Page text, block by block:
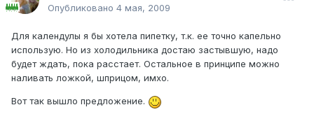
Опубликовано 4 мая, 2009
Для календулы я бы хотела пипетку, т.к. ее точно капельно
использую. Но из холодильника достаю застывшую, надо
будет ждать, пока расстает. Остальное в принципе можно
наливать ложкой, шприцом, имхо.
Вот так вышло предложение.